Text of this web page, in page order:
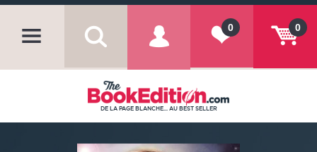
0
0
DE LA PAGE BLANCHE... AU BEST SELLER